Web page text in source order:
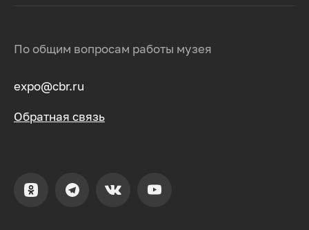
По общим вопросам работы музея
expo@cbr.ru
Обратная связь